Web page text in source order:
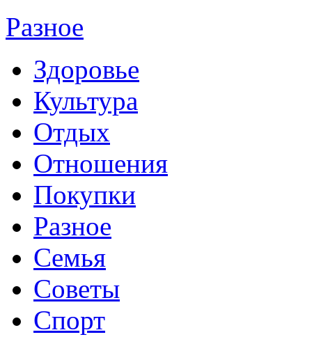
Разное
Здоровье
Культура
Отдых
Отношения
Покупки
Разное
Семья
Советы
Спорт